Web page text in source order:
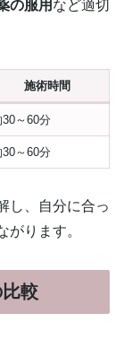
の服用 など適切
施術時間
30～60分
30～60分
し、自分に合っ
がります。
較